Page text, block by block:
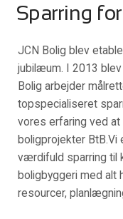
Sparring
JCN Bolig blev
jubilæum. I 2013
Bolig arbejder
topspecialiseret
vores erfaring ved
boligprojekter BtB.Vi
værdifuld sparring til
boligbyggeri med alt
resourcer,